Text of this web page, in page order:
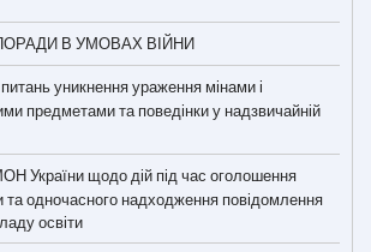
В УМОВАХ ВІЙНИ
уникнення ураження мінами і
предметами та поведінки у надзвичайній
України щодо дій під час оголошення
та одночасного надходження повідомлення
освіти